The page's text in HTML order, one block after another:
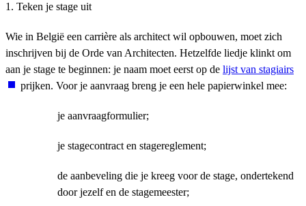
1. Teken je stage uit
Wie in België een carrière als architect wil opbouwen, moet zich
inschrijven bij de Orde van Architecten. Hetzelfde liedje klinkt om
aan je stage te beginnen: je naam moet eerst op de lijst van stagiairs
prijken. Voor je aanvraag breng je een hele papierwinkel mee:
je aanvraagformulier;
je stagecontract en stagereglement;
de aanbeveling die je kreeg voor de stage, ondertekend
door jezelf en de stagemeester;